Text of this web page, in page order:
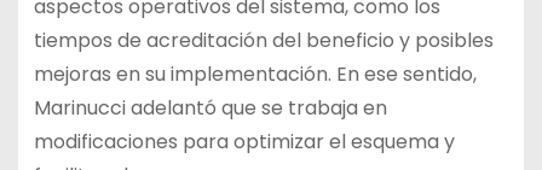
aspectos operativos del sistema, como los
tiempos de acreditación del beneficio y posibles
mejoras en su implementación. En ese sentido,
Marinucci adelantó que se trabaja en
modificaciones para optimizar el esquema y